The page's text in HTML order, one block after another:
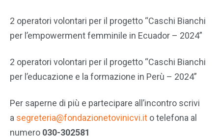
2 operatori volontari per il progetto “Caschi Bianchi
per l’empowerment femminile in Ecuador – 2024”
2 operatori volontari per il progetto “Caschi Bianchi
per l’educazione e la formazione in Perù – 2024”
Per saperne di più e partecipare all’incontro scrivi
a segreteria@fondazionetovinicvi.it o telefona al
numero 030-302581